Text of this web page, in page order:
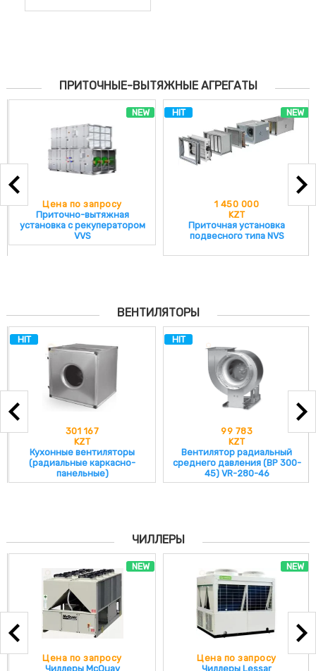
ПРИТОЧНЫЕ-ВЫТЯЖНЫЕ АГРЕГАТЫ
NEW
Цена по запросу
Приточно-вытяжная
установка с рекуператором
VVS
NEW
HIT
1 450 000
KZT
Приточная установка
подвесного типа NVS
ВЕНТИЛЯТОРЫ
HIT
301 167
KZT
Кухонные вентиляторы
(радиальные каркасно-
панельные)
HIT
99 783
KZT
Вентилятор радиальный
среднего давления (ВР 300-
45) VR-280-46
ЧИЛЛЕРЫ
NEW
Цена по запросу
Чиллеры McQuay
NEW
Цена по запросу
Чиллеры Lessar